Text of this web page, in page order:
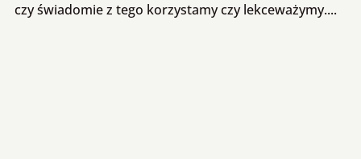
czy świadomie z tego korzystamy czy lekceważymy....